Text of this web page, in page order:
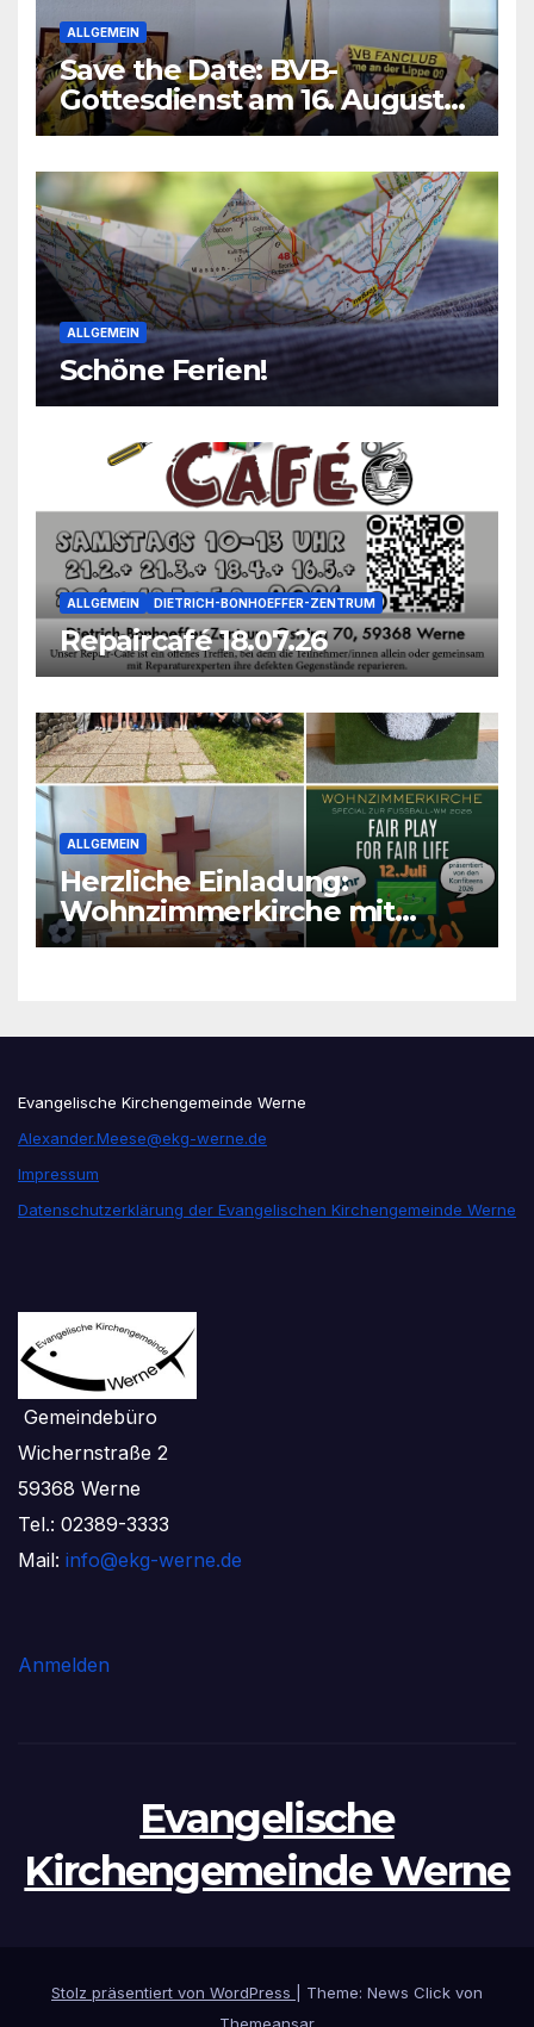
ALLGEMEIN
Save the Date: BVB-
Gottesdienst am 16. August
2026
ALLGEMEIN
Schöne Ferien!
ALLGEMEIN DIETRICH-BONHOEFFER-ZENTRUM
Repaircafé 18.07.26
ALLGEMEIN
Herzliche Einladung:
Wohnzimmerkirche mit
unseren Konfis
Evangelische Kirchengemeinde Werne
Alexander.Meese@ekg-werne.de
Impressum
Datenschutzerklärung der Evangelischen Kirchengemeinde Werne
Gemeindebüro
Wichernstraße 2
59368 Werne
Tel.: 02389-3333
Mail: info@ekg-werne.de
Anmelden
Evangelische
Kirchengemeinde Werne
Stolz präsentiert von WordPress
Theme: News Click von